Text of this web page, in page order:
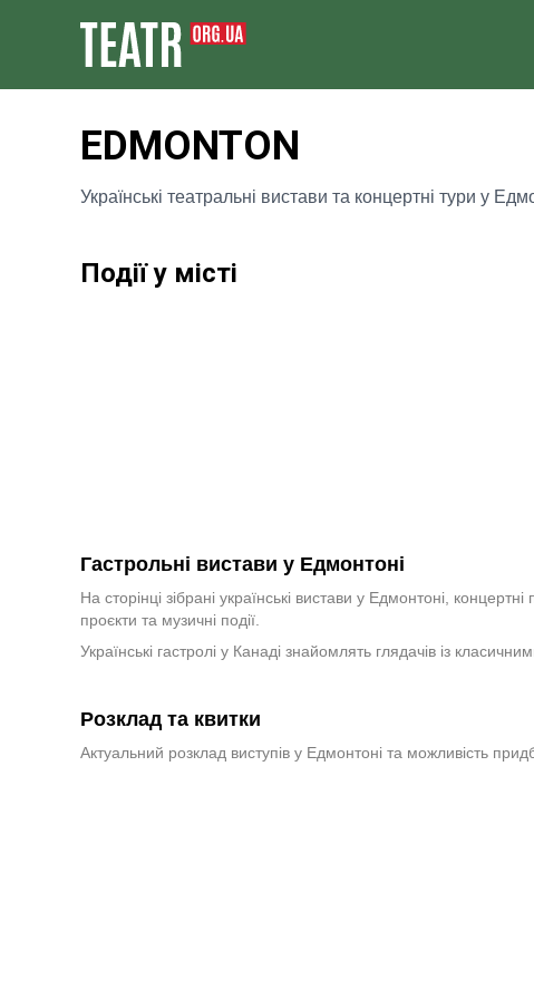
EDMONTON
Українські театральні вистави та концертні тури у
Події у місті
Гастрольні вистави у Едмонтоні
На сторінці зібрані українські вистави у Едмонтоні,
проєкти та музичні події.
Українські гастролі у Канаді знайомлять глядачів із
Розклад та квитки
Актуальний розклад виступів у Едмонтоні та можливість